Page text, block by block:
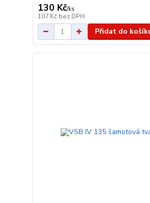
130 Kč/ks
107 Kč bez DPH
Přidat do